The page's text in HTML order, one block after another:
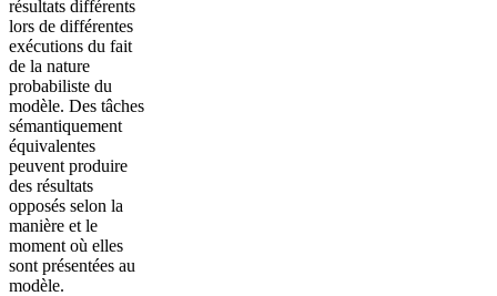
résultats différents
lors de différentes
exécutions du fait
de la nature
probabiliste du
modèle. Des tâches
sémantiquement
équivalentes
peuvent produire
des résultats
opposés selon la
manière et le
moment où elles
sont présentées au
modèle.